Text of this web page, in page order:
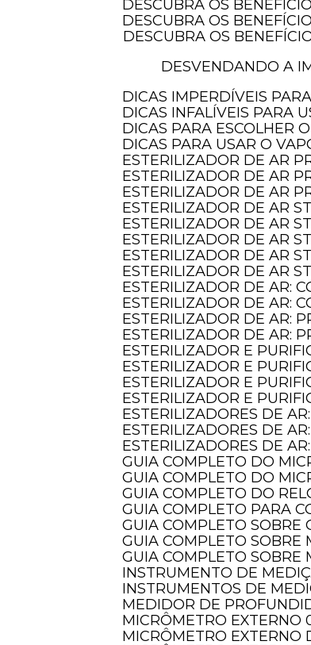
DESCUBRA OS
DESCUBRA OS
DESCUBRA OS BENEFÍCIOS DO VAPORIZADOR DE OZÔNIO PARA CUIDAR DOS SEUS CABELOS E TRANSFORMAR
DESVENDANDO A IMPORTÂNCIA DOS INSTRUMENTOS DE MEDIÇÃO ELETRÔNICOS PARA PRECISÃO E
DICAS IMPERDÍVEIS
DICAS INFALÍVEIS PARA
DICAS PARA
DICAS PARA USAR O
ESTERILIZADOR DE AR
ESTERILIZADOR DE AR
ESTERILIZADOR DE AR
ESTERILIZADOR DE AR
ESTERILIZADOR DE AR
ESTERILIZADOR DE AR
ESTERILIZADOR DE AR
ESTERILIZADOR DE AR
ESTERILIZADOR DE AR:
ESTERILIZADOR DE AR:
ESTERILIZADOR DE AR:
ESTERILIZADOR DE AR:
ESTERILIZADOR E
ESTERILIZADOR E
ESTERILIZADOR E
ESTERILIZADOR E
ESTERILIZADORES DE
ESTERILIZADORES DE
ESTERILIZADORES DE
GUIA COMPLETO DO
GUIA COMPLETO DO
GUIA COMPLETO DO
GUIA COMPLETO PARA
GUIA COMPLETO
GUIA COMPLETO
GUIA COMPLETO
INSTRUMENTO DE
INSTRUMENTOS DE
MEDIDOR DE
MICRÔMETRO
MICRÔMETRO